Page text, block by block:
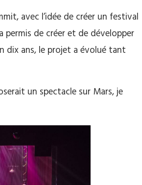
avec l’idée de créer un festival
permis de créer et de développer
dix ans, le projet a évolué tant
un spectacle sur Mars, je